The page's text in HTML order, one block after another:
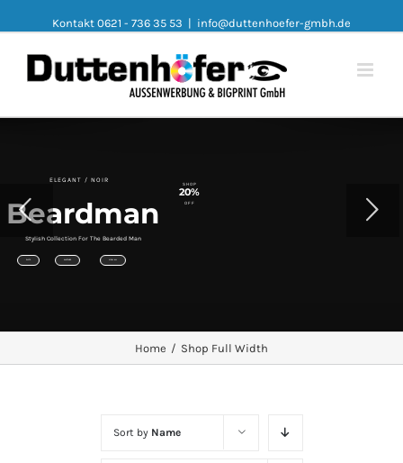
Kontakt 0621 - 736 35 53 | info@duttenhoefer-gmbh.de
Beardman
Stylish Collection For The Bearded Man
SHOP
20%
OFF
ELEGANT / NOIR
SUITS WATCHES VIEW ALL
Home / Shop Full Width
Sort by Name